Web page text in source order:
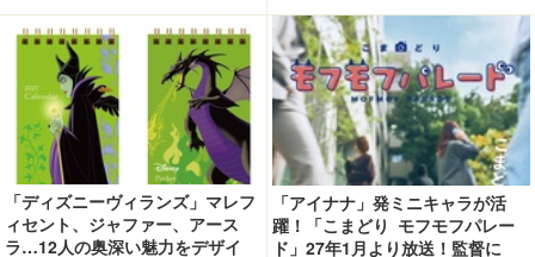
フリーレンも
クレヨンしんちゃん 奇々怪々！
オラの妖怪バケ～ション』公開記
念】
「ディズニーヴィランズ」マレフ
ィセント、ジャファー、アース
ラ…12人の奥深い魅力をデザイ
「アイナナ」発ミニキャラが活
躍！「こまどり モフモフパレー
ド」27年1月より放送！監督に